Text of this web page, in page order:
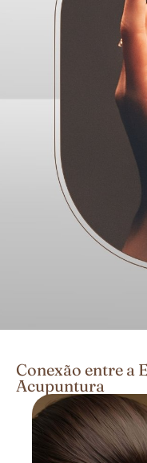
Conexão entre a
Acupuntura